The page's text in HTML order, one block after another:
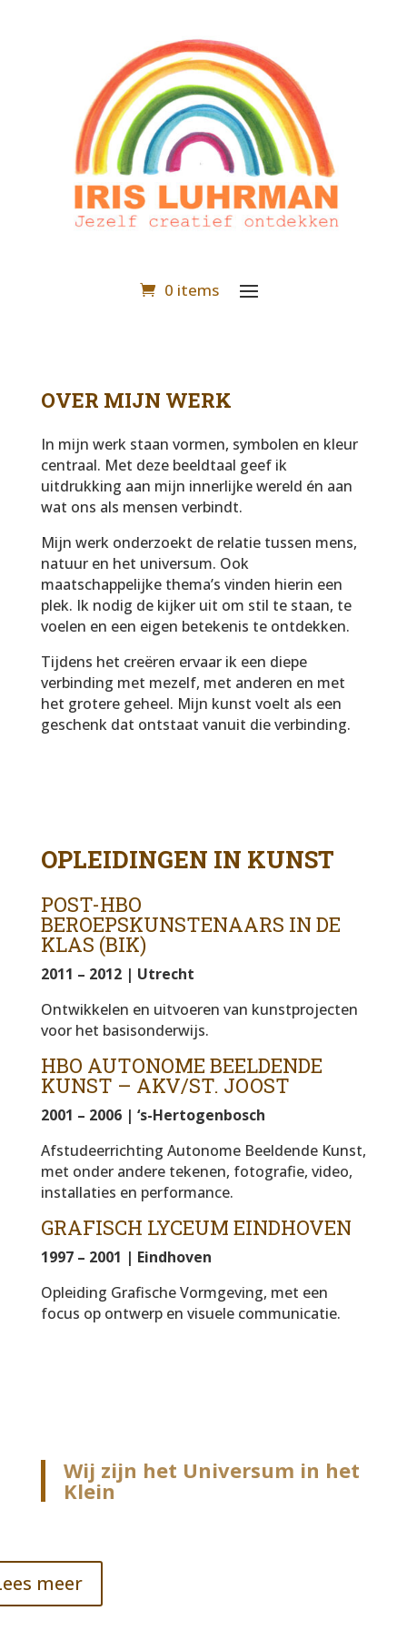
0 items
OVER MIJN WERK
In mijn werk staan vormen, symbolen en kleur
centraal. Met deze beeldtaal geef ik
uitdrukking aan mijn innerlijke wereld én aan
wat ons als mensen verbindt.
Mijn werk onderzoekt de relatie tussen mens,
natuur en het universum. Ook
maatschappelijke thema’s vinden hierin een
plek. Ik nodig de kijker uit om stil te staan, te
voelen en een eigen betekenis te ontdekken.
Tijdens het creëren ervaar ik een diepe
verbinding met mezelf, met anderen en met
het grotere geheel. Mijn kunst voelt als een
geschenk dat ontstaat vanuit die verbinding.
OPLEIDINGEN IN KUNST
POST-HBO
BEROEPSKUNSTENAARS IN DE
KLAS (BIK)
2011 – 2012 | Utrecht
Ontwikkelen en uitvoeren van kunstprojecten
voor het basisonderwijs.
HBO AUTONOME BEELDENDE
KUNST – AKV/ST. JOOST
2001 – 2006 | ‘s-Hertogenbosch
Afstudeerrichting Autonome Beeldende Kunst,
met onder andere tekenen, fotografie, video,
installaties en performance.
GRAFISCH LYCEUM EINDHOVEN
1997 – 2001 | Eindhoven
Opleiding Grafische Vormgeving, met een
focus op ontwerp en visuele communicatie.
Wij zijn het Universum in het
Klein
meer